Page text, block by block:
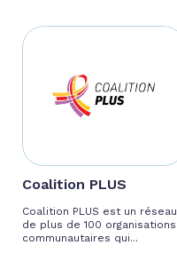
Coalition PLUS
Coalition PLUS est un réseau
de plus de 100 organisations
communautaires qui...